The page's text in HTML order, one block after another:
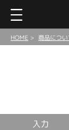
HOME 商品につ
入力